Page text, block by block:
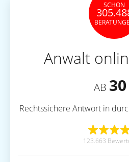
SCHON
Anwalt
AB 30
Rechtssichere Antwort in
123.663